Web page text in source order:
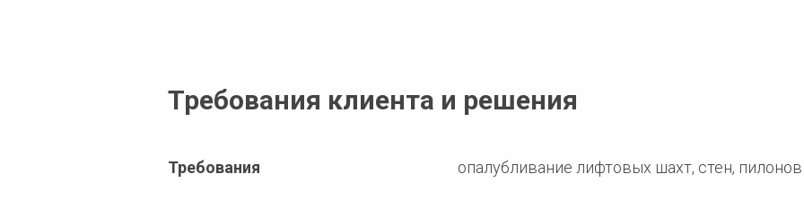
Требования клиента и решения
Требования опалубливание лифтовых шахт, стен, пилонов